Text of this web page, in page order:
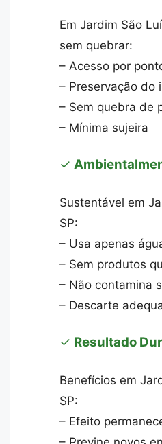
Em Jardim São
sem quebrar:
– Acesso por
– Preservação do
– Sem quebra de
– Mínima sujeira
✓
Sustentável em
SP:
– Usa apenas
– Sem produtos
– Não contamina
– Descarte
✓ Resultado
Benefícios em
SP:
– Efeito